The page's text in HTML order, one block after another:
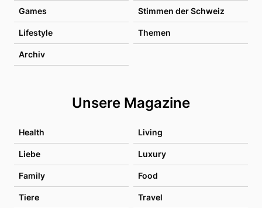
Games Stimmen der Schweiz
Lifestyle Themen
Archiv
Unsere Magazine
Health Living
Liebe Luxury
Family Food
Tiere Travel